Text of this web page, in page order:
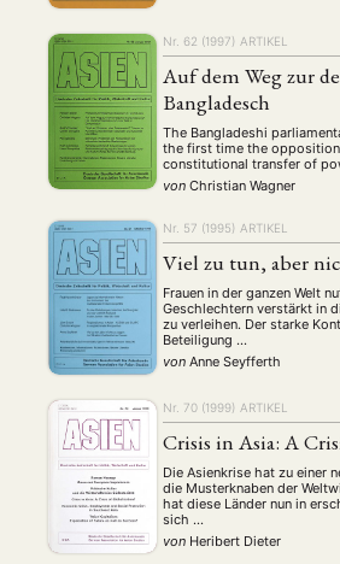
Nr. 62 (1997) ARTIKEL
Auf dem Weg zur
Bangladesch
The Bangladeshi
the first time the
constitutional transfer of
von Christian Wagner
Nr. 57 (1995) ARTIKEL
Viel zu tun, aber
Frauen in der ganzen Welt
Geschlechtern verstärkt in
zu verleihen. Der starke
Beteiligung …
von Anne Seyfferth
Nr. 70 (1999) ARTIKEL
Crisis in Asia: A
Die Asienkrise hat zu einer
die Musterknaben der
hat diese Länder nun in
sich …
von Heribert Dieter